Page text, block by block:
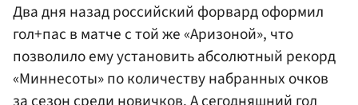
Два дня назад российский форвард оформил
гол+пас в матче с той же «Аризоной», что
позволило ему установить абсолютный рекорд
«Миннесоты» по количеству набранных очков